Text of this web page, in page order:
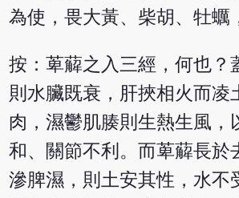
為使，畏大黃、柴胡、牡蠣
按：萆薢之入三經，何也？
則水臟既衰，肝挾相火而凌
肉，濕鬱肌腠則生熱生風，
和、關節不利。而萆薢長於
滲脾濕，則土安其性，水不